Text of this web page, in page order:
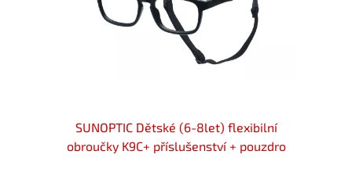
SUNOPTIC Dětské (6-8let) flexibilní
obroučky K9C+ příslušenství + pouzdro